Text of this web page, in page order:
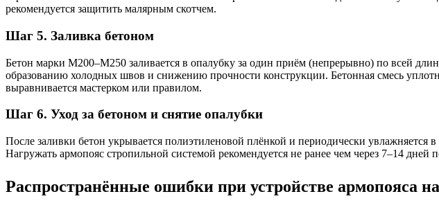
рекомендуется защитить малярным скотчем.
Шаг 5. Заливка бетоном
Бетон марки М200–М250 заливается в опалубку за один приём (непрерывно) по всей
образованию холодных швов и снижению прочности конструкции. Бетонная смесь
выравнивается мастерком или правилом.
Шаг 6. Уход за бетоном и снятие опалубки
После заливки бетон укрывается полиэтиленовой плёнкой и периодически увлажняется
Нагружать армопояс стропильной системой рекомендуется не ранее чем через 7–14 дней
Распространённые ошибки при устройстве армопояса